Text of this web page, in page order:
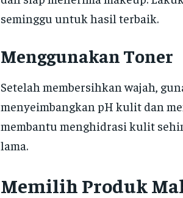
seminggu untuk hasil terbaik.
Menggunakan Toner
Setelah membersihkan wajah,
menyeimbangkan pH kulit dan
membantu menghidrasi kulit
lama.
Memilih Produk